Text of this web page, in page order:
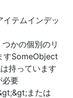
テムインデッ
かの個別のリ
すSomeObject
持っています
要
または